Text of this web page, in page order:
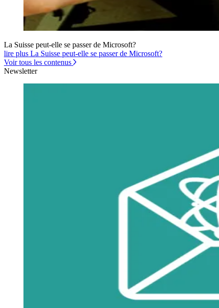
La Suisse peut-elle se passer de Microsoft?
lire plus La Suisse peut-elle se passer de Microsoft?
Voir tous les contenus
Newsletter